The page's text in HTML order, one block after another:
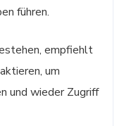
führen.
empfiehlt
um
und wieder Zugriff